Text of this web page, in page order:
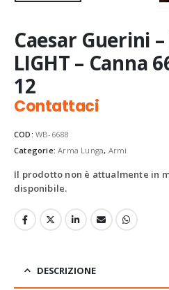
Caesar Guerini –
LIGHT – Canna
12
Contattaci
COD: WB-6688
Categorie:Arma Lunga, Armi
Il prodotto non è attualmente in
disponibile.
DESCRIZIONE